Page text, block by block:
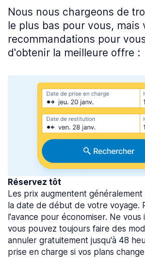
Nous nous chargeons de
le plus bas pour vous, mais
recommandations pour
d'obtenir la meilleure offre :
Réservez tôt
Les prix augmentent
la date de début de votre voyage.
l'avance pour économiser. Ne vous
vous pouvez toujours faire des
annuler gratuitement jusqu'à 48
prise en charge si vos plans